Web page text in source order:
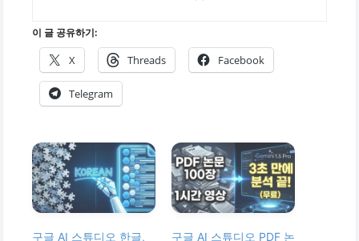
이 글 공유하기:
X Threads Facebook
Telegram
구글 AI 스튜디오 한글,
구글 AI 스튜디오 PDF 논